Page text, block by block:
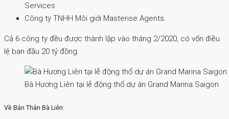
Services
Công ty TNHH Môi giới Masterise Agents.
Cả 6 công ty đều được thành lập vào tháng 2/2020, có vốn điều
lệ ban đầu 20 tỷ đồng.
Bà Hương Liên tại lễ động thổ dự án Grand Marina Saigon
Về Bản Thân Bà Liên: